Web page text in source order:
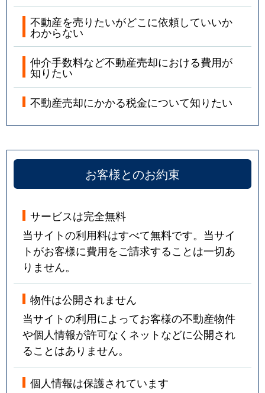
不動産を売りたいがどこに依頼していいか
わからない
仲介手数料など不動産売却における費用が
知りたい
不動産売却にかかる税金について知りたい
お客様とのお約束
サービスは完全無料
当サイトの利用料はすべて無料です。当サイ
トがお客様に費用をご請求することは一切あ
りません。
物件は公開されません
当サイトの利用によってお客様の不動産物件
や個人情報が許可なくネットなどに公開され
ることはありません。
個人情報は保護されています